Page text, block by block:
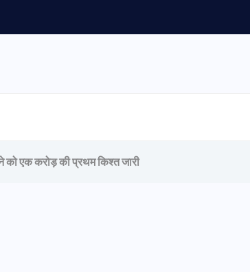
को एक करोड़ की प्रथम किश्त जारी